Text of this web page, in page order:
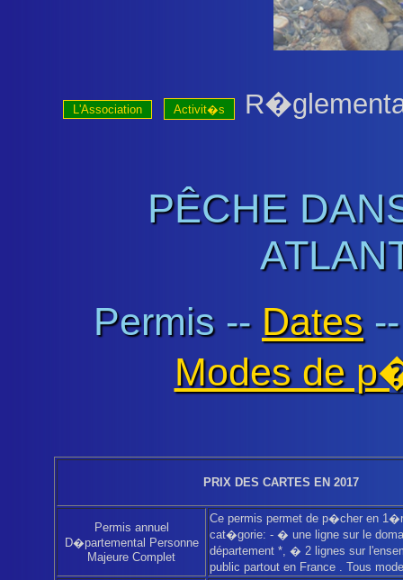
L'Association Activit�s
PÊCHE
Permis -- Dates
Modes de
PRIX DES CARTES EN 2017
Permis annuel
D�partemental Personne
Majeure Complet
Ce permis permet de p�cher en
cat�gorie: - � une ligne sur le
département *, � 2 lignes sur
public partout en France . Tous